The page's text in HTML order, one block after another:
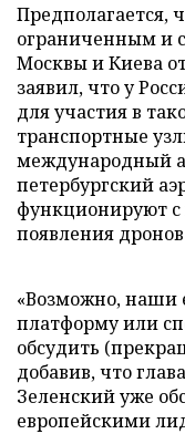
Предполагается,
ограниченным и
Москвы и Киева
заявил, что у
для участия в
транспортные
международный
петербургский
функционируют с
появления
«Возможно, наши
платформу или
обсудить
добавив, что
Зеленский уже
европейскими